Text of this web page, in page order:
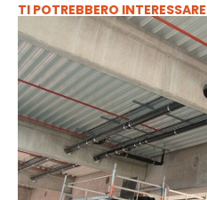
TI POTREBBERO INTERESSARE